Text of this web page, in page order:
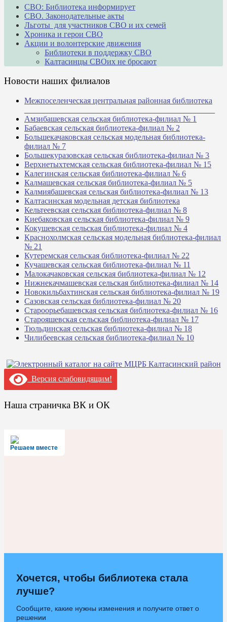
СВО: Библиотека информирует
СВО. Законодательные акты
Льготы для участников СВО и их семей
Хроника и герои СВО
Акции и волонтерские движения
Библиотеки в поддержку СВО
Калтасинцы СВОих не бросают
Новости наших филиалов
Межпоселенческая центральная районная библиотека
Амзибашевская сельская библиотека-филиал № 1
Бабаевская сельская библиотека-филиал № 2
Большекачаковская сельская модельная библиотека-
филиал № 7
Большекуразовская сельская библиотека-филиал № 3
Верхнетыхтемская сельская библиотека-филиал № 15
Калегинская сельская библиотека-филиал № 6
Калмашевская сельская библиотека-филиал № 5
Калмиябашевская сельская библиотека-филиал № 13
Калтасинская модельная детская библиотека
Кельтеевская сельская библиотека-филиал № 8
Киебаковская сельская библиотека-филиал № 9
Кокушевская сельская библиотека-филиал № 4
Краснохолмская сельская модельная библиотека-филиал
№ 21
Кутеремская сельская библиотека-филиал № 22
Кучашевская сельская библиотека-филиал № 11
Малокачаковская сельская библиотека-филиал № 12
Нижнекачмашевская сельская библиотека-филиал № 14
Новокильбахтинская сельская библиотека-филиал № 19
Сазовская сельская библиотека-филиал № 20
Староорьебашевская сельская библиотека-филиал № 16
Старояшевская сельская библиотека-филиал № 17
Тюльдинская сельская библиотека-филиал № 18
Чилибеевская сельская библиотека-филиал № 10
Версия слабовидящим!
Наша страничка ВК и ОК
Решаем вместе
Хочется, чтобы библиотека стала
лучше?
Сообщите, какие нужны изменения и получите ответ о
решении